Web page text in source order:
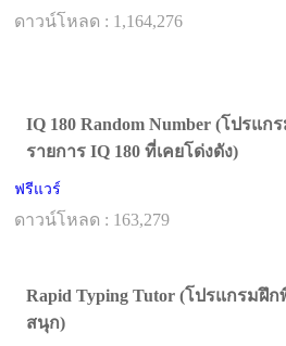
ดาวน์โหลด : 1,164,276
IQ 180 Random Number (โปรแก
รายการ IQ 180 ที่เคยโด่งดัง)
ฟรีแวร์
ดาวน์โหลด : 163,279
Rapid Typing Tutor (โปรแกรมฝึ
สนุก)